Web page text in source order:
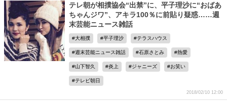
テレ朝が相撲協会“出禁”に、平子理沙に“おばあ
ちゃんジワ”、アキラ100％に前貼り疑惑……週
末芸能ニュース雑話
大相撲 平子理沙 テラスハウス
週末芸能ニュース雑話 石原さとみ 熱愛
山下智久 炎上 ジャニーズ お笑い
テレビ朝日
2018/02/10 12:00